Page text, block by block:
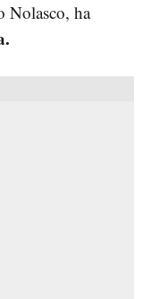
Nolasco, ha